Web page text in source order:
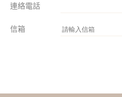
連絡電話
信箱